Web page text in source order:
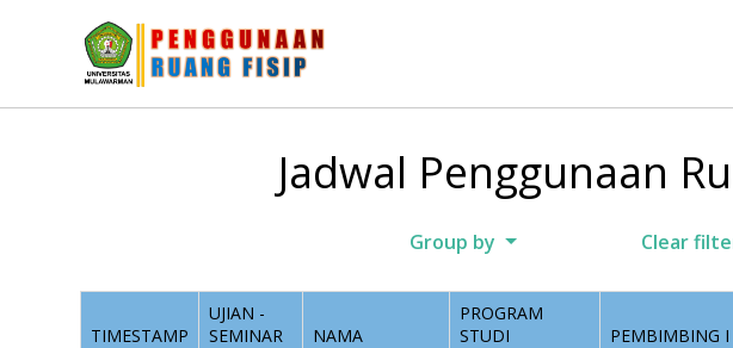
Jadwal Penggunaan
Group by Clear
TIMESTAMP
UJIAN -
SEMINAR
NAMA
PROGRAM
STUDI
PEMBIMBING I